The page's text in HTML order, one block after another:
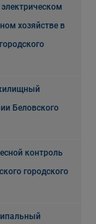
хозяйстве в
Беловского
контроль
городского